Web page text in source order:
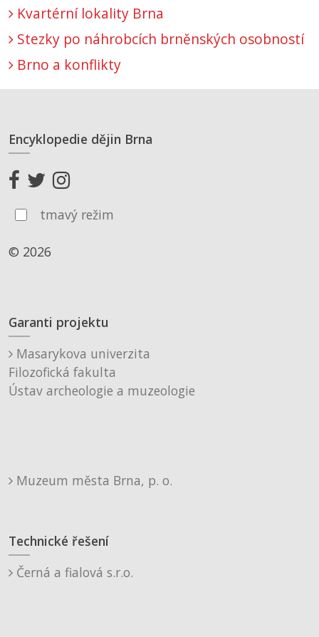
Kvartérní lokality Brna
Stezky po náhrobcích brněnských osobností
Brno a konflikty
Encyklopedie dějin Brna
tmavý režim
© 2026
Garanti projektu
Masarykova univerzita
Filozofická fakulta
Ústav archeologie a muzeologie
Muzeum města Brna, p. o.
Technické řešení
Černá a fialová s.r.o.